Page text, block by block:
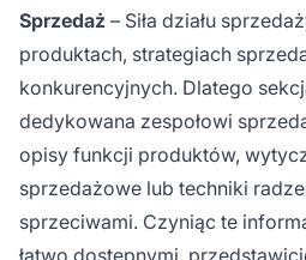
Sprzedaż – Siła działu
produktach, strategiach
konkurencyjnych. Dlatego
dedykowana zespołowi
opisy funkcji produktów,
sprzedażowe lub techniki
sprzeciwami. Czyniąc te
łatwo dostępnymi,